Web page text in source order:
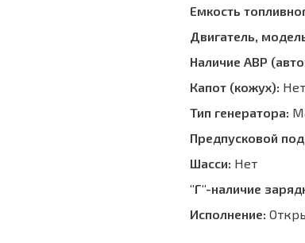
Емкость
Двигатель,
Наличие АВР
Капот (кожух): Нет
Тип генератора:
Предпусковой
Шасси: Нет
"Г"-наличие
Исполнение: